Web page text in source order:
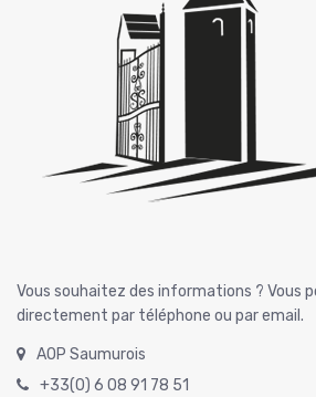
Vous souhaitez des informations ? Vous
directement par téléphone ou par email.
AOP Saumurois
+33(0) 6 08 91 78 51